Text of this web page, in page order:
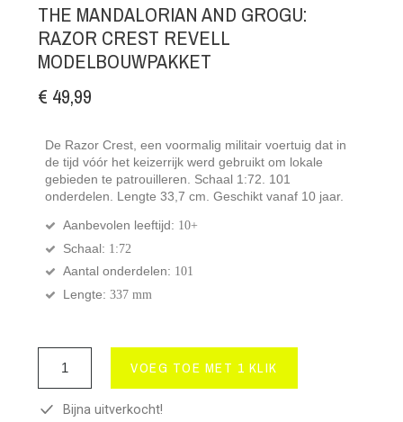
THE MANDALORIAN AND GROGU:
RAZOR CREST REVELL
MODELBOUWPAKKET
€ 49,99
De Razor Crest, een voormalig militair voertuig dat in
de tijd vóór het keizerrijk werd gebruikt om lokale
gebieden te patrouilleren. Schaal 1:72. 101
onderdelen. Lengte 33,7 cm. Geschikt vanaf 10 jaar.
Aanbevolen leeftijd: 10+
Schaal: 1:72
Aantal onderdelen: 101
Lengte:337 mm
VOEG TOE MET 1 KLIK
Bijna uitverkocht!